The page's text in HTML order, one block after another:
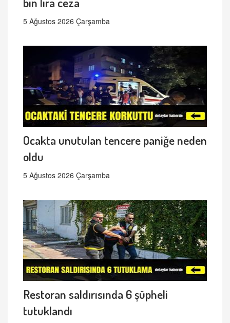
5 Ağustos 2026 Çarşamba
Ocakta unutulan tencere paniğe neden
oldu
5 Ağustos 2026 Çarşamba
Restoran saldırısında 6 şüpheli
tutuklandı